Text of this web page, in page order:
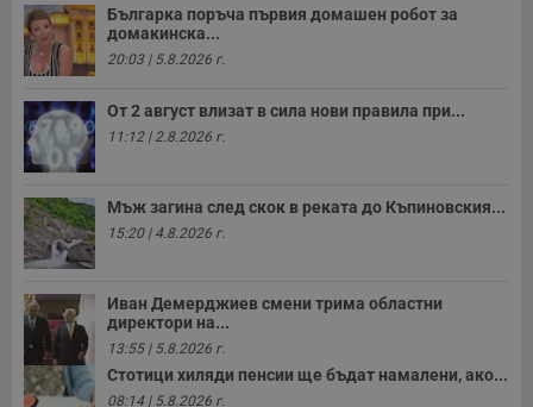
Българка поръча първия домашен робот за
домакинска...
20:03 | 5.8.2026 г.
От 2 август влизат в сила нови правила при...
11:12 | 2.8.2026 г.
Мъж загина след скок в реката до Къпиновския...
15:20 | 4.8.2026 г.
Иван Демерджиев смени трима областни
директори на...
13:55 | 5.8.2026 г.
Стотици хиляди пенсии ще бъдат намалени, ако...
08:14 | 5.8.2026 г.